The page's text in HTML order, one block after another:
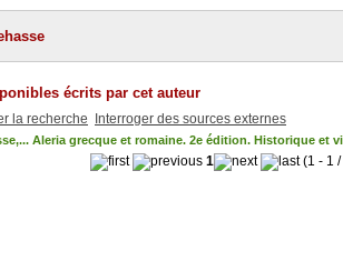
écrits par cet auteur
la recherche Interroger des sources externes
Aleria grecque et romaine. 2e édition. Historique et
1 (1 - 1 /